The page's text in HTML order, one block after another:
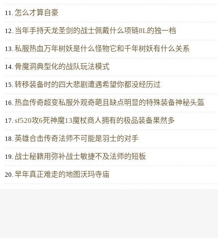
11. 怎么才算自豪
12. 当年手持天龙圣剑的战士佩戴什么项链8L的独一档
13. 私服热血万年树妖是什么怪物它和千年树妖有什么关系
14. 骨魔洞典型化的战队玩法模式
15. 转移装备时的四大悲剧遭遇希望你都没经历过
16. 热血传奇超变私服外观奇葩且缺点明显的特殊装备神秘头盔
17. sf520攻6死神魔13魔杖商人拥有的极品装备果然多
18. 英雄合击传奇法师不可能是羽士的对手
19. 战士秘籍用弥补战士敏捷不及法师的短板
20. 早年真正难走的地图沃玛寺庙